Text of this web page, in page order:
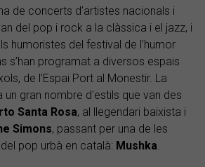
de concerts d’artistes nacionals i
del pop i rock a la clàssica i el jazz, i
humoristes del festival de l’humor
s’han programat a diversos espais
de l’Espai Port al Monestir. La
gran nombre d'estils que van des
Santa Rosa, al llegendari baixista i
Simons, passant per una de les
pop urbà en català: Mushka.